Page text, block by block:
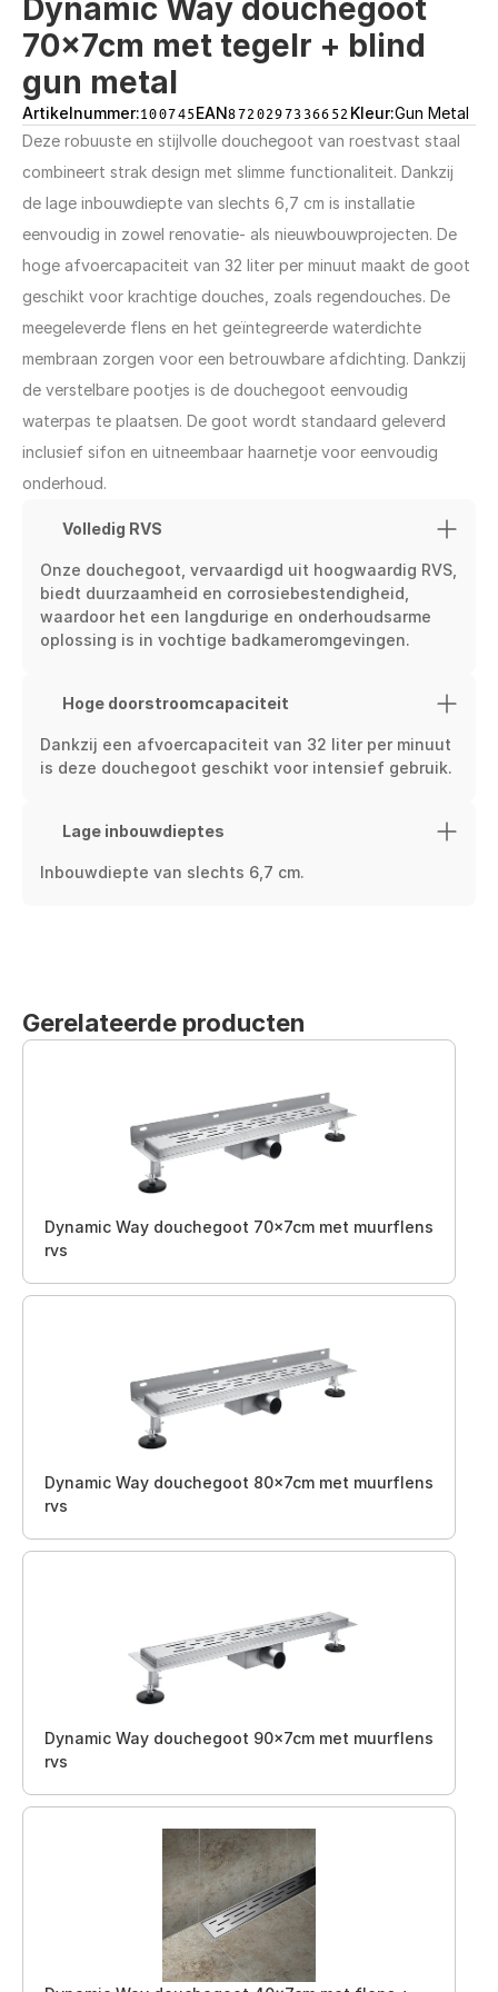
Dynamic Way douchegoot
70x7cm met tegelr + blind
gun metal
Artikelnummer:100745EAN8720297336652 Kleur:Gun Metal
Deze robuuste en stijlvolle douchegoot van roestvast staal
combineert strak design met slimme functionaliteit. Dankzij
de lage inbouwdiepte van slechts 6,7 cm is installatie
eenvoudig in zowel renovatie- als nieuwbouwprojecten. De
hoge afvoercapaciteit van 32 liter per minuut maakt de goot
geschikt voor krachtige douches, zoals regendouches. De
meegeleverde flens en het geïntegreerde waterdichte
membraan zorgen voor een betrouwbare afdichting. Dankzij
de verstelbare pootjes is de douchegoot eenvoudig
waterpas te plaatsen. De goot wordt standaard geleverd
inclusief sifon en uitneembaar haarnetje voor eenvoudig
onderhoud.
Volledig RVS
Onze douchegoot, vervaardigd uit hoogwaardig RVS,
biedt duurzaamheid en corrosiebestendigheid,
waardoor het een langdurige en onderhoudsarme
oplossing is in vochtige badkameromgevingen.
Hoge doorstroomcapaciteit
Dankzij een afvoercapaciteit van 32 liter per minuut
is deze douchegoot geschikt voor intensief gebruik.
Lage inbouwdieptes
Inbouwdiepte van slechts 6,7 cm.
Gerelateerde producten
Dynamic Way douchegoot 70x7cm met muurflens
rvs
Dynamic Way douchegoot 80x7cm met muurflens
rvs
Dynamic Way douchegoot 90x7cm met muurflens
rvs